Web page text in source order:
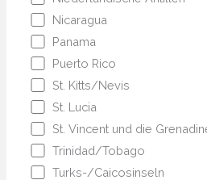
Nicaragua
Panama
Puerto Rico
St. Kitts/Nevis
St. Lucia
St. Vincent und die
Trinidad/Tobago
Turks-/Caicosinseln